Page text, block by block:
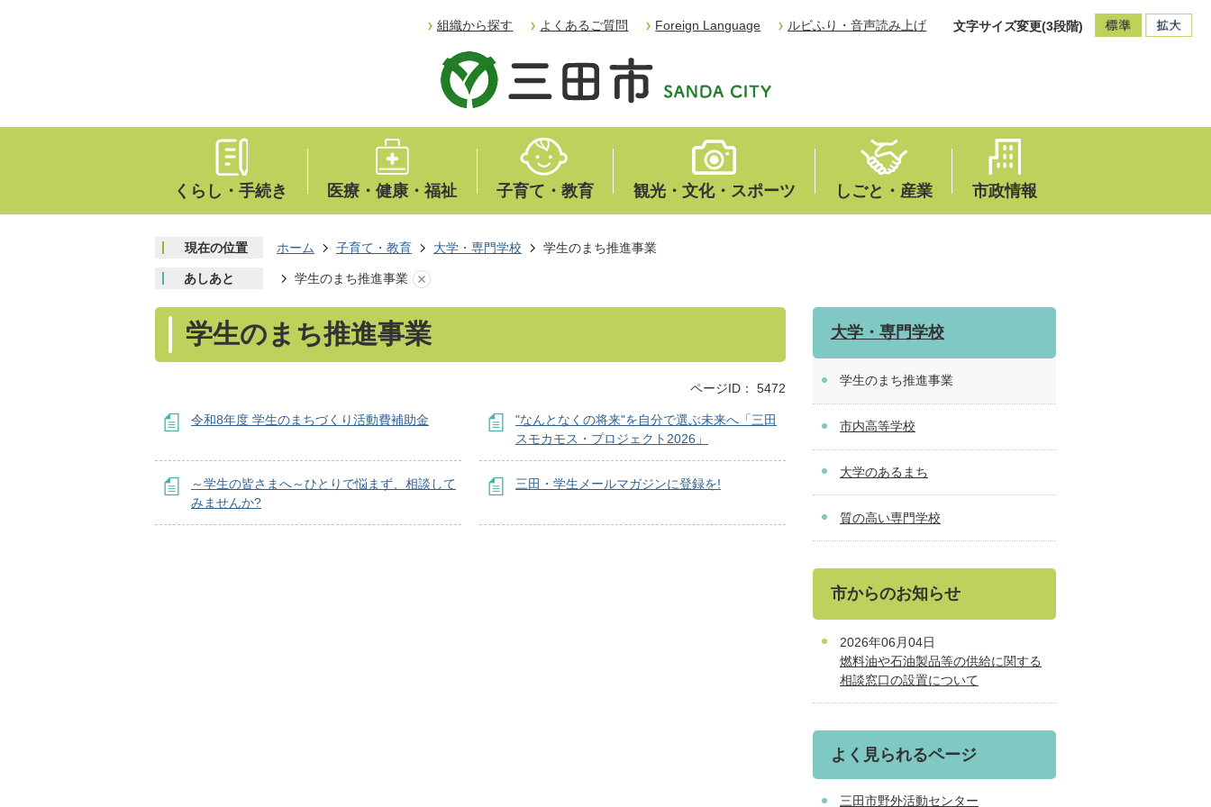
組織から探す よくあるご質問 Foreign Language ルビふり・音声読み上げ 文字サイズ変更(3段階)
くらし・手続き 医療・健康・福祉 子育て・教育 観光・文化・スポーツ しごと・産業 市政情報
現在の位置 ホーム 子育て・教育 大学・専門学校 学生のまち推進事業
あしあと 学生のまち推進事業
学生のまち推進事業
ページID： 5472
令和8年度 学生のまちづくり活動費補助金
"なんとなくの将来"を自分で選ぶ未来へ「三田
スモカモス・プロジェクト2026」
～学生の皆さまへ～ひとりで悩まず、相談して
みませんか?
三田・学生メールマガジンに登録を!
大学・専門学校
学生のまち推進事業
市内高等学校
大学のあるまち
質の高い専門学校
市からのお知らせ
2026年06月04日
燃料油や石油製品等の供給に関する
相談窓口の設置について
よく見られるページ
三田市野外活動センター